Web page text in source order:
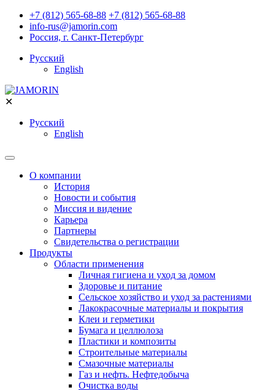
+7 (812) 565-68-88 +7 (812) 565-68-88
info-rus@jamorin.com
Россия, г. Санкт-Петербург
Русский
English
✕
Русский
English
О компании
История
Новости и события
Миссия и видение
Карьера
Партнеры
Свидетельства о регистрации
Продукты
Области применения
Личная гигиена и уход за домом
Здоровье и питание
Сельское хозяйство и уход за растениями
Лакокрасочные материалы и покрытия
Клеи и герметики
Бумага и целлюлоза
Пластики и композиты
Строительные материалы
Смазочные материалы
Газ и нефть. Нефтедобыча
Очистка воды